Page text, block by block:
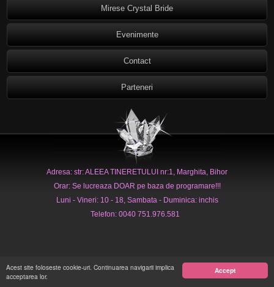
Accept
Acest site foloseste cookie-uri. Continuarea navigarii implica
acceptarea lor.
Mirese Crystal Bride
Evenimente
Contact
Parteneri
Adresa: str: ALEEA TINERETULUI nr:1, Marghita, Bihor
Orar: Se lucreaza DOAR pe baza de programare!!!
Luni - Vineri: 10 - 18, Sambata - Duminica: inchis
Telefon: 0040 751.976.581